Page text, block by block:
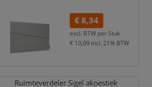
€ 8,34
excl. BTW per Stuk
€ 10,09 incl. 21% BTW
Ruimteverdeler Sigel akoestiek